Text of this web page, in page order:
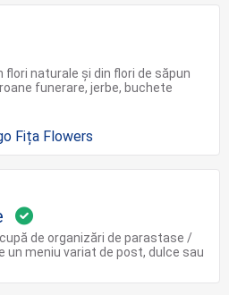
naturale și din flori de săpun
funerare, jerbe, buchete
de organizări de parastase /
un meniu variat de post, dulce sau